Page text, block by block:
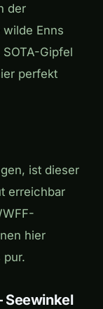
der
Enns
Gipfel
perfekt
ist dieser
erreichbar
hier
pur.
Seewinkel